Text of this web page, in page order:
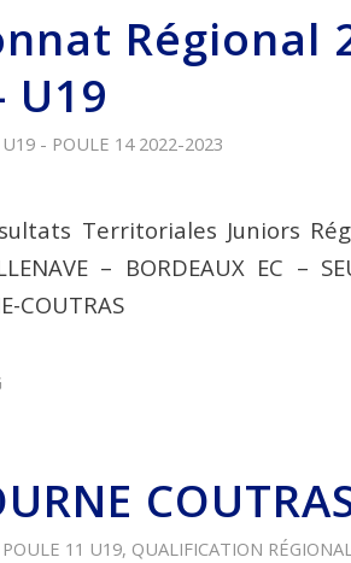
Régional
U19
U19 - POULE 14 2022-2023
Territoriales Juniors
– BORDEAUX EC –
COUTRAS
POULE 11 U19, QUALIFICATION